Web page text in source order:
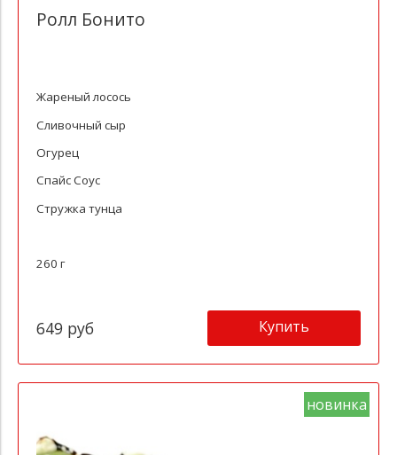
Ролл Бонито
Жареный лосось
Сливочный сыр
Огурец
Спайс Соус
Стружка тунца
260 г
649 руб Купить
новинка